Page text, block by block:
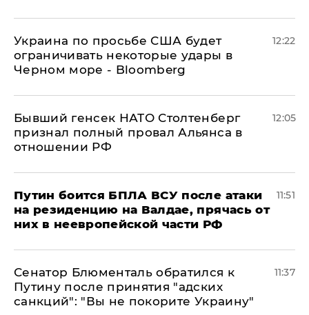
Украина по просьбе США будет
ограничивать некоторые удары в
Черном море - Bloomberg
12:22
Бывший генсек НАТО Столтенберг
признал полный провал Альянса в
отношении РФ
12:05
Путин боится БПЛА ВСУ после атаки
на резиденцию на Валдае, прячась от
них в неевропейской части РФ
11:51
Сенатор Блюменталь обратился к
Путину после принятия "адских
санкций": "Вы не покорите Украину"
11:37